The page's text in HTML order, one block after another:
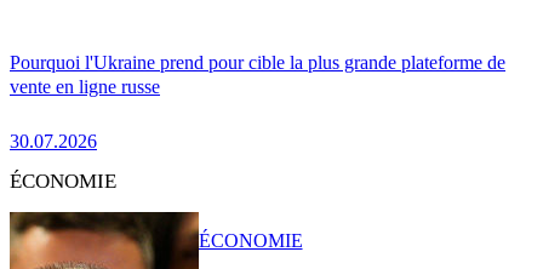
Pourquoi l'Ukraine prend pour cible la plus grande plateforme de
vente en ligne russe
30.07.2026
ÉCONOMIE
ÉCONOMIE